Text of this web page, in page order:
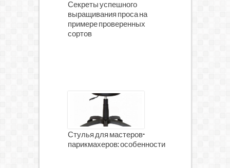
Секреты успешного
выращивания проса на
примере проверенных
сортов
Стулья для мастеров-
парикмахеров: особенности